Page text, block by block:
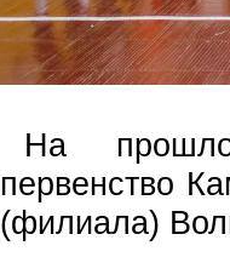
На
первенство
(филиала)